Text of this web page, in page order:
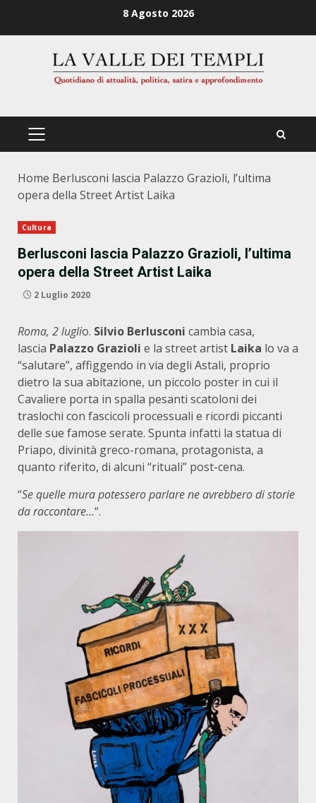
8 Agosto 2026
PRIMÄRES
Home Berlusconi lascia Palazzo Grazioli, l’ultima
opera della Street Artist Laika
Cultura
Berlusconi lascia Palazzo Grazioli, l’ultima
opera della Street Artist Laika
2 Luglio 2020
Roma, 2 luglio. Silvio Berlusconi cambia casa,
lascia Palazzo Grazioli e la street artist Laika lo va a
“salutare”, affiggendo in via degli Astali, proprio
dietro la sua abitazione, un piccolo poster in cui il
Cavaliere porta in spalla pesanti scatoloni dei
traslochi con fascicoli processuali e ricordi piccanti
delle sue famose serate. Spunta infatti la statua di
Priapo, divinità greco-romana, protagonista, a
quanto riferito, di alcuni “rituali” post-cena.
“Se quelle mura potessero parlare ne avrebbero di storie
da raccontare…“.